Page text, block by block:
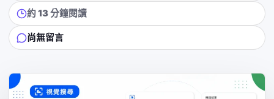
約 13 分鐘閱讀
尚無留言